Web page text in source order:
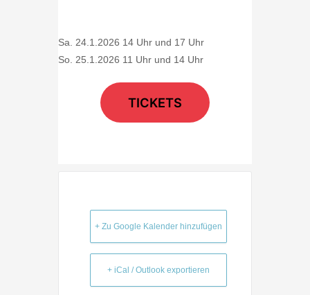
Sa. 24.1.2026 14 Uhr und 17 Uhr
So. 25.1.2026 11 Uhr und 14 Uhr
TICKETS
+ Zu Google Kalender hinzufügen
+ iCal / Outlook exportieren